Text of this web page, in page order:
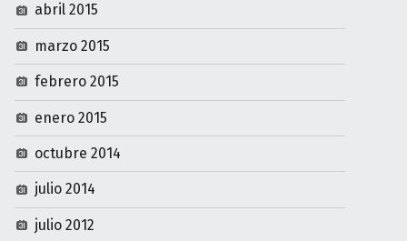
abril 2015
marzo 2015
febrero 2015
enero 2015
octubre 2014
julio 2014
julio 2012